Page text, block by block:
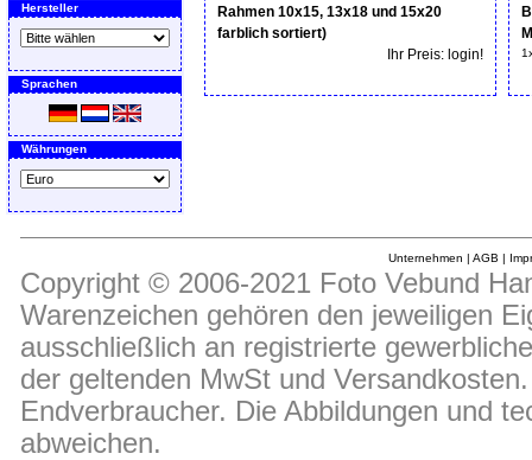
Hersteller
Sprachen
Währungen
Rahmen 10x15, 13x18 und 15x20
farblich sortiert)
Ihr Preis: login!
Unternehmen | AGB |
Copyright © 2006-2021 Foto Vebund
Warenzeichen gehören den jeweiligen
ausschließlich an registrierte
der geltenden MwSt und
Endverbraucher. Die Abbildungen und
abweichen.